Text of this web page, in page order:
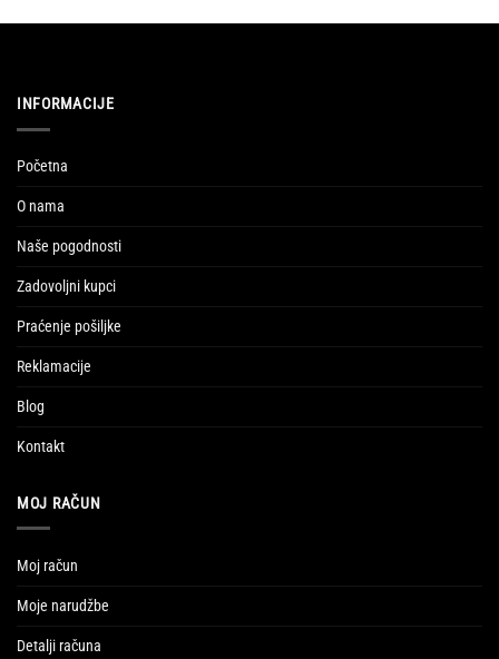
INFORMACIJE
Početna
O nama
Naše pogodnosti
Zadovoljni kupci
Praćenje pošiljke
Reklamacije
Blog
Kontakt
MOJ RAČUN
Moj račun
Moje narudžbe
Detalji računa